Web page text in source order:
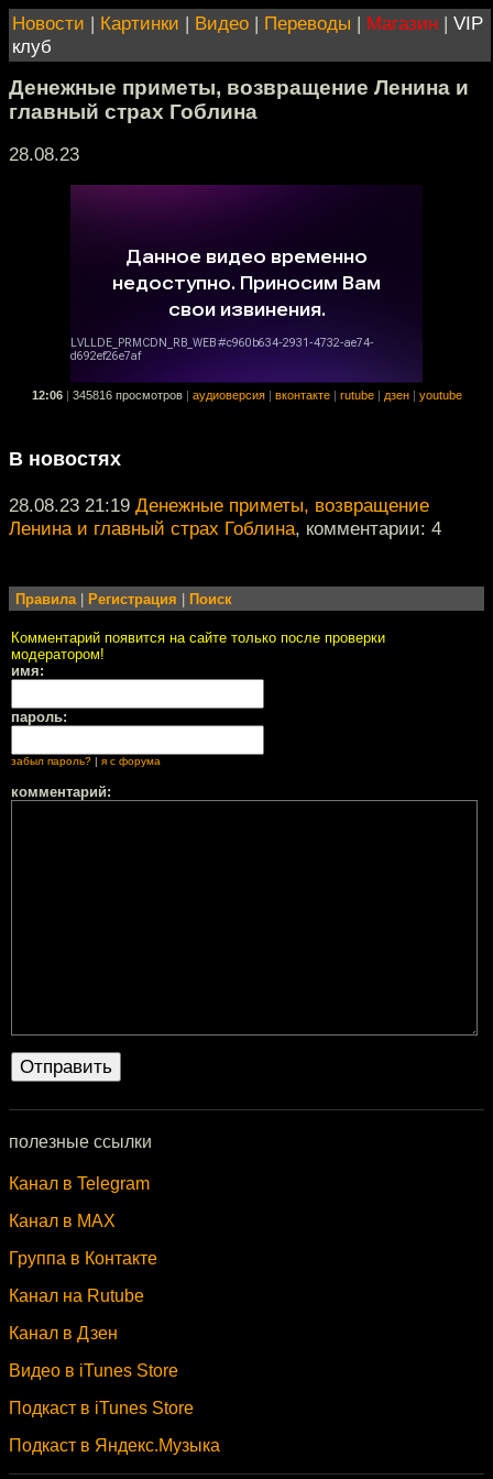
Новости | Картинки | Видео | Переводы | Магазин | VIP
клуб
Денежные приметы, возвращение Ленина и
главный страх Гоблина
28.08.23
12:06 345816 просмотров аудиоверсия вконтакте rutube дзен youtube
В новостях
28.08.23 21:19 Денежные приметы, возвращение
Ленина и главный страх Гоблина, комментарии: 4
Правила| Регистрация Поиск
Комментарий появится на сайте только после проверки
модератором!
имя:
пароль:
забыл пароль? я с форума
комментарий:
полезные ссылки
Канал в Telegram
Канал в MAX
Группа в Контакте
Канал на Rutube
Канал в Дзен
Видео в iTunes Store
Подкаст в iTunes Store
Подкаст в Яндекс.Музыка